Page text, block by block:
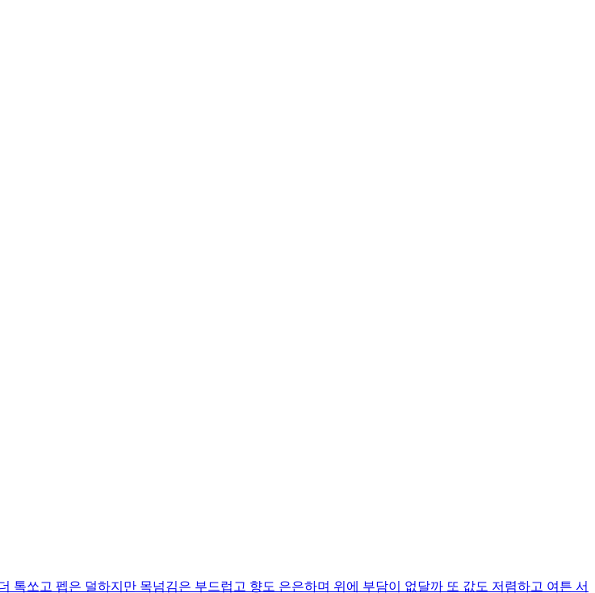
쏘고 펩은 덜하지만 목넘김은 부드럽고 향도 은은하며 위에 부담이 없달까 또 값도 저렴하고 여튼 서